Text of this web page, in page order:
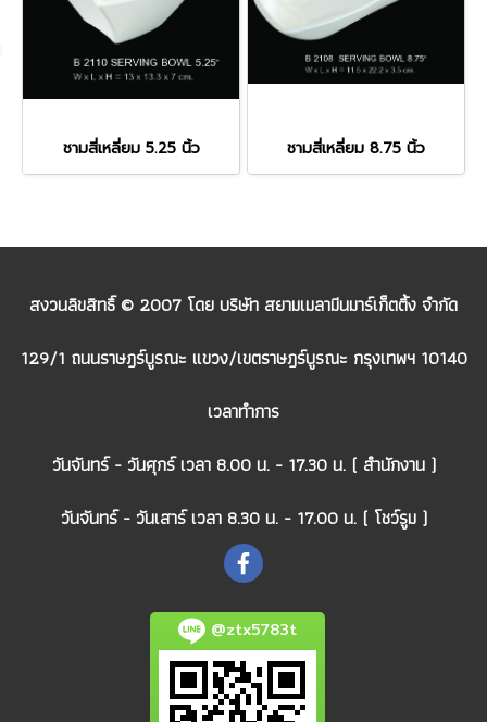
ชามสี่เหลี่ยม 5.25 นิ้ว ชามสี่เหลี่ยม 8.75 นิ้ว
สงวนลิขสิทธิ์ © 2007 โดย บริษัท สยามเมลามีนมาร์เก็ตติ้ง จำกัด
129/1 ถนนราษฎร์บูรณะ แขวง/เขตราษฎร์บูรณะ กรุงเทพฯ 10140
เวลาทำการ
วันจันทร์ - วันศุกร์ เวลา 8.00 น. - 17.30 น. ( สำนักงาน )
วันจันทร์ - วันเสาร์ เวลา 8.30 น. - 17.00 น. ( โชว์รูม )
@ztx5783t